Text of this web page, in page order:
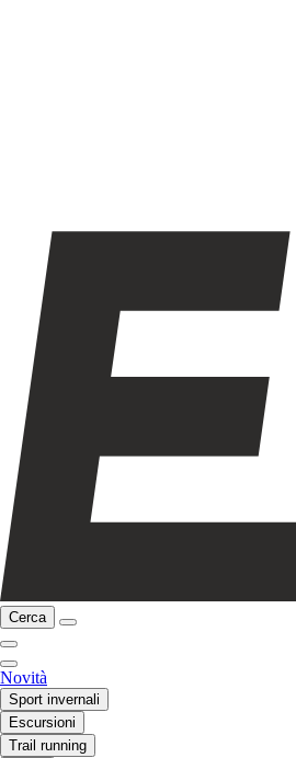
Cerca
Novità
Sport invernali
Escursioni
Trail running